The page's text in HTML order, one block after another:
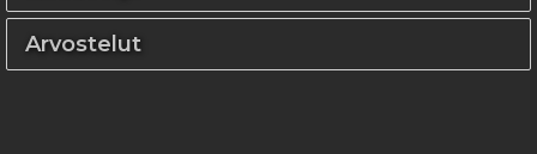
Arvostelut